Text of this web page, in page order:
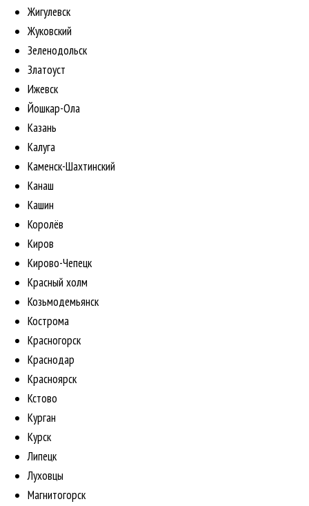
Жигулевск
Жуковский
Зеленодольск
Златоуст
Ижевск
Йошкар-Ола
Казань
Калуга
Каменск-Шахтинский
Канаш
Кашин
Королёв
Киров
Кирово-Чепецк
Красный холм
Козьмодемьянск
Кострома
Красногорск
Краснодар
Красноярск
Кстово
Курган
Курск
Липецк
Луховцы
Магнитогорск